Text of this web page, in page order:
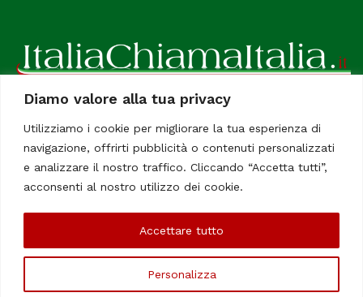
Diamo valore alla tua privacy
Utilizziamo i cookie per migliorare la tua esperienza di
navigazione, offrirti pubblicità o contenuti personalizzati
e analizzare il nostro traffico. Cliccando “Accetta tutti”,
acconsenti al nostro utilizzo dei cookie.
Personalizza
Accettare tutto
ItaliaChiamaItalia, il TUO quotidiano online preferito.
Dedicato in particolare a tutti gli italiani residenti all'estero.
Tutti i diritti sono riservati. Quotidiano online indipendente
Le Firme
©Copyright 2006/2020 - ItaliaChiamaItalia